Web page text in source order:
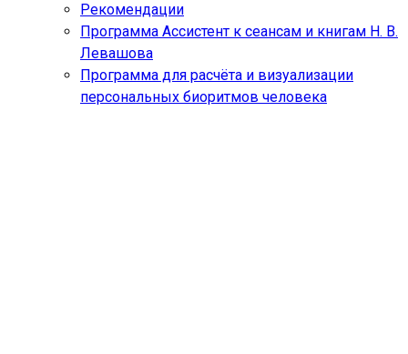
Рекомендации
Программа Ассистент к сеансам и книгам Н. В.
Левашова
Программа для расчёта и визуализации
персональных биоритмов человека